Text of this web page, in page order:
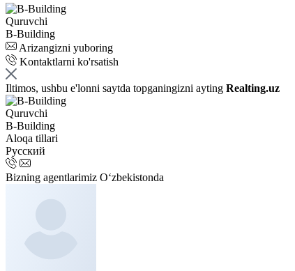
Quruvchi
B-Building
Arizangizni yuboring
Kontaktlarni ko'rsatish
Iltimos, ushbu e'lonni saytda topganingizni ayting Realting.uz
Quruvchi
B-Building
Aloqa tillari
Русский
Bizning agentlarimiz O‘zbekistonda